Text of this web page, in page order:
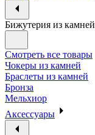
Бижутерия из камней
Смотреть все товары
Чокеры из камней
Браслеты из камней
Бронза
Мельхиор
Аксессуары